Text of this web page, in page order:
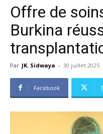
Offre de
Burkina
Par JK. Sidwaya - 30 juillet 2025
Facebook